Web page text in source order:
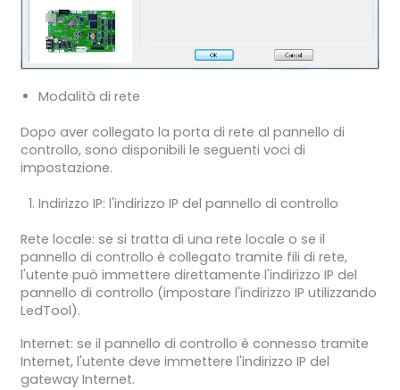
Modalità di rete
Dopo aver collegato la porta di rete al pannello di
controllo, sono disponibili le seguenti voci di
impostazione.
Indirizzo IP: l'indirizzo IP del pannello di controllo
Rete locale: se si tratta di una rete locale o se il
pannello di controllo è collegato tramite fili di rete,
l'utente può immettere direttamente l'indirizzo IP del
pannello di controllo (impostare l'indirizzo IP utilizzando
LedTool).
Internet: se il pannello di controllo è connesso tramite
Internet, l'utente deve immettere l'indirizzo IP del
gateway Internet.